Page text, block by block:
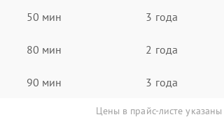
50 мин 3 года
80 мин 2 года
90 мин 3 года
Цены в прайс-листе